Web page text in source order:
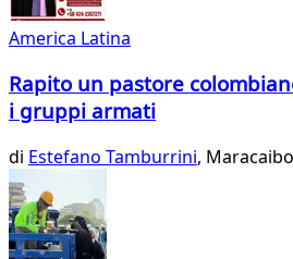
America Latina
Rapito un pastore
i gruppi armati
di Estefano Tamburrini,